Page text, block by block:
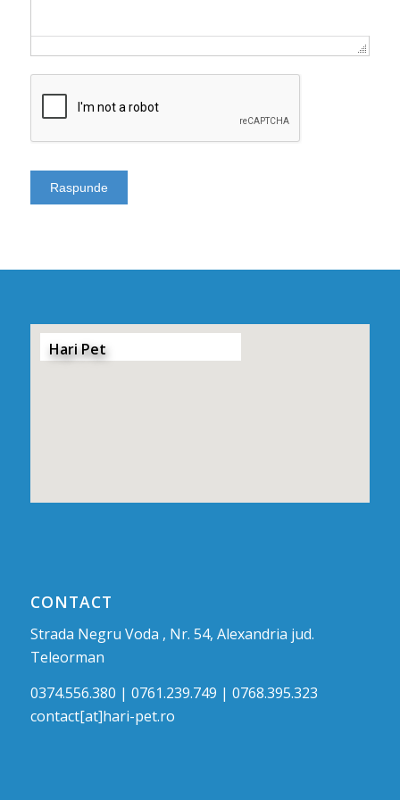
Hari Pet
CONTACT
Strada Negru Voda , Nr. 54, Alexandria jud.
Teleorman
0374.556.380 | 0761.239.749 | 0768.395.323
contact[at]hari-pet.ro